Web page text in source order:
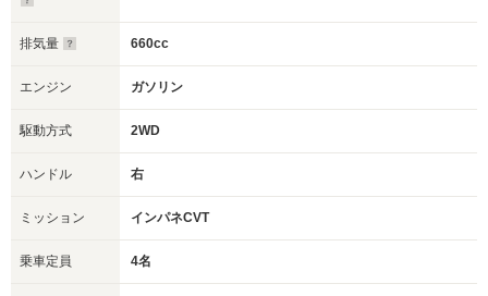
排気量 660cc
エンジン ガソリン
駆動方式 2WD
ハンドル 右
ミッション インパネCVT
乗車定員 4名